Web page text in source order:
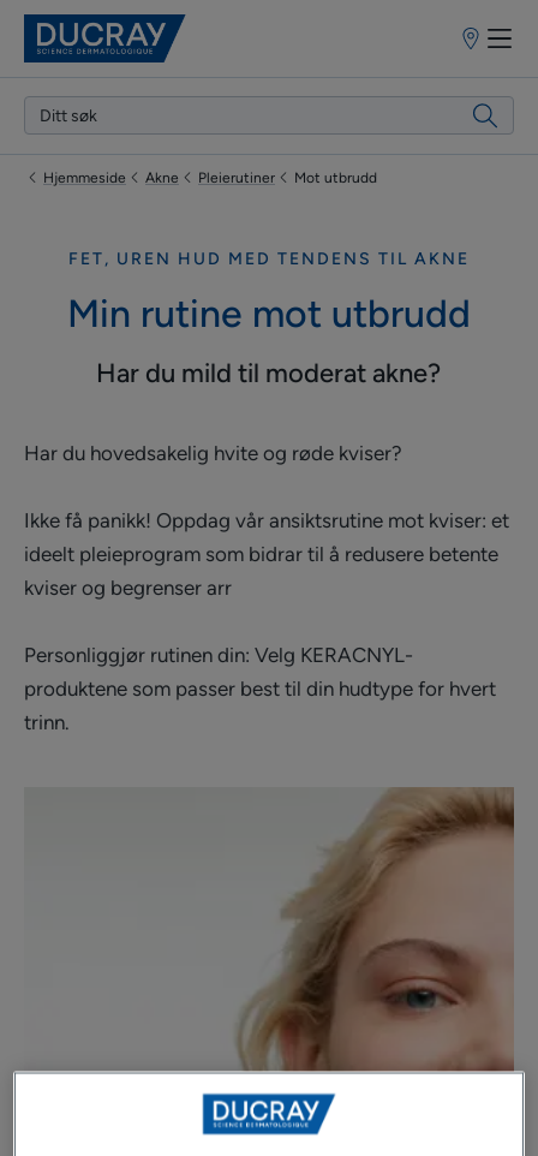
Salgssteder
Hjemmeside Akne Pleierutiner Mot utbrudd
FET, UREN HUD MED TENDENS TIL AKNE
Min rutine mot utbrudd
Har du mild til moderat akne?
Har du hovedsakelig hvite og røde kviser?
Ikke få panikk! Oppdag vår ansiktsrutine mot kviser: et
ideelt pleieprogram som bidrar til å redusere betente
kviser og begrenser arr
Personliggjør rutinen din: Velg KERACNYL-
produktene som passer best til din hudtype for hvert
trinn.